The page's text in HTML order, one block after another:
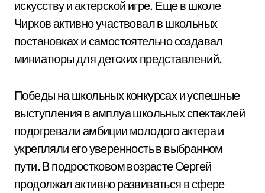
искусству и актерской игре. Еще в школе
Чирков активно участвовал в школьных
постановках и самостоятельно создавал
миниатюры для детских представлений.
Победы на школьных конкурсах и успешные
выступления в амплуа школьных спектаклей
подогревали амбиции молодого актера и
укрепляли его уверенность в выбранном
пути. В подростковом возрасте Сергей
продолжал активно развиваться в сфере